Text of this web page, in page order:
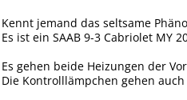
Kennt jemand das seltsame
Es ist ein SAAB 9-3 Cabriolet MY
Es gehen beide Heizungen der
Die Kontrolllämpchen gehen